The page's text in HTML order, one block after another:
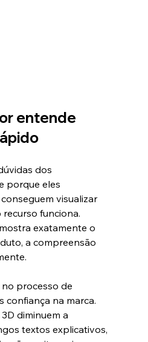
entende
dos
porque eles
visualizar
funciona.
exatamente o
a compreensão
processo de
confiança na marca.
diminuem a
textos explicativos,